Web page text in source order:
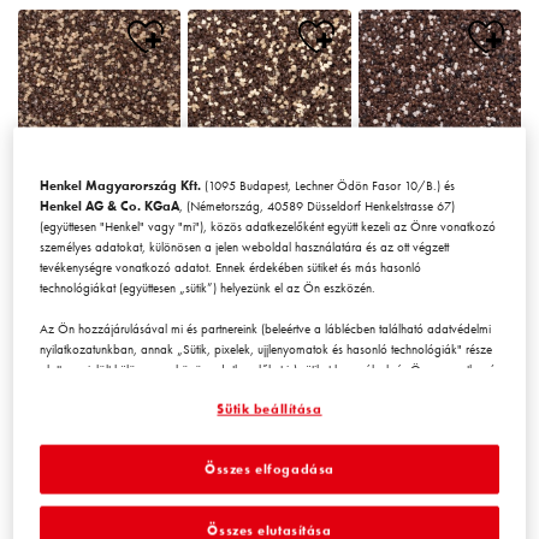
Chile1 Chile2 Chile3
Henkel Magyarország Kft.(1095 Budapest, Lechner Ödön Fasor 10/B.) és
Henkel AG & Co. KGaA , (Németország, 40589 Düsseldorf Henkelstrasse 67)
(együttesen "Henkel" vagy "mi"), közös adatkezelőként együtt kezeli az Önre vonatkozó
személyes adatokat, különösen a jelen weboldal használatára és az ott végzett
tevékenységre vonatkozó adatot. Ennek érdekében sütiket és más hasonló
technológiákat (együttesen „sütik”) helyezünk el az Ön eszközén.
Az Ön hozzájárulásával mi és partnereink (beleértve a láblécben található adatvédelmi
nyilatkozatunkban, annak „Sütik, pixelek, ujjlenyomatok és hasonló technológiák" része
alatt megjelöltkülön vagyközös
adatkezelőket is) sütiket használunk és Önre vonatkozó
optimalizálására, a weboldal használatát javító funkciók biztosítására
weboldal Ön (illetve a cég, amelynek Ön az alkalmazásában áll) általi használatát,
valamint a velünk folytatott kereskedelmi műveleteket, tevékenységeket, és ezek alapján
nyomon követjük termékeink harmadik fél weboldalán történő megvásárlását,
karbantartjuk az üzleti szereplőkre vonatkozó adatainkat, és egyéni profilokat hozunk
létre Önről, amelyeket harmadik felektől és más weboldalakról származó adatokkal
Sütik beállítása
Összes elutasítása
Összes elfogadása